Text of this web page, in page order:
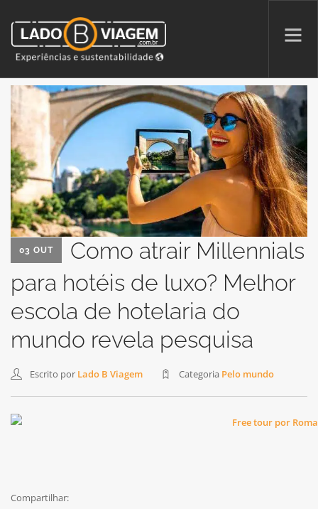
PROMOÇÕES
QUEM SOMOS
PARCERIAS
NA MÍDIA
PATAS AO ALTO
SEARCH SITE
03 OUT
Como atrair Millennials
para hotéis de luxo? Melhor
escola de hotelaria do
mundo revela pesquisa
Escrito por Lado B Viagem Categoria Pelo mundo
Compartilhar: